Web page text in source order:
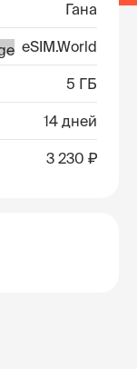
Гана
eSIM.World
5 ГБ
14 дней
3 230 ₽